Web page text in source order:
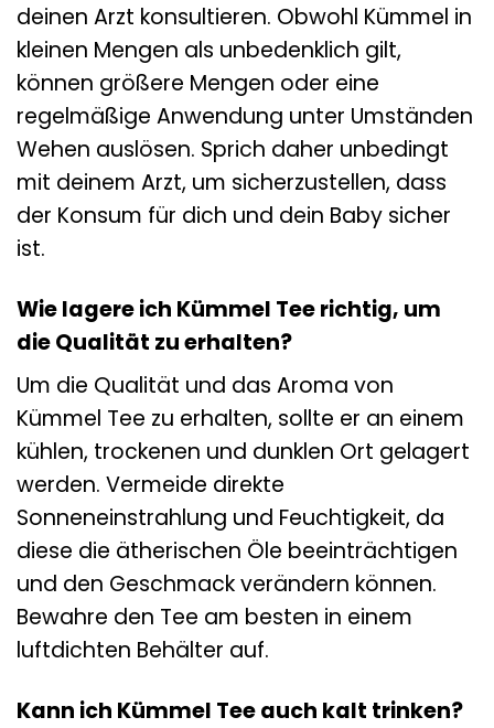
deinen Arzt konsultieren. Obwohl Kümmel in
kleinen Mengen als unbedenklich gilt,
können größere Mengen oder eine
regelmäßige Anwendung unter Umständen
Wehen auslösen. Sprich daher unbedingt
mit deinem Arzt, um sicherzustellen, dass
der Konsum für dich und dein Baby sicher
ist.
Wie lagere ich Kümmel Tee richtig, um
die Qualität zu erhalten?
Um die Qualität und das Aroma von
Kümmel Tee zu erhalten, sollte er an einem
kühlen, trockenen und dunklen Ort gelagert
werden. Vermeide direkte
Sonneneinstrahlung und Feuchtigkeit, da
diese die ätherischen Öle beeinträchtigen
und den Geschmack verändern können.
Bewahre den Tee am besten in einem
luftdichten Behälter auf.
Kann ich Kümmel Tee auch kalt trinken?